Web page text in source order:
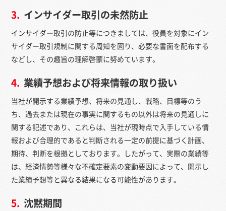
3. インサイダー取引の未然防止
インサイダー取引の防止等につきましては、役員を対象にイン
サイダー取引規制に関する周知を図り、必要な書面を配布する
などし、その趣旨の理解啓蒙に努めています。
4. 業績予想および将来情報の取り扱い
当社が開示する業績予想、将来の見通し、戦略、目標等のう
ち、過去または現在の事実に関するもの以外は将来の見通しに
関する記述であり、これらは、当社が現時点で入手している情
報および合理的であると判断される一定の前提に基づく計画、
期待、判断を根拠としております。したがって、実際の業績等
は、経済情勢等様々な不確定要素の変動要因によって、開示し
た業績予想等と異なる結果になる可能性があります。
5. 沈黙期間